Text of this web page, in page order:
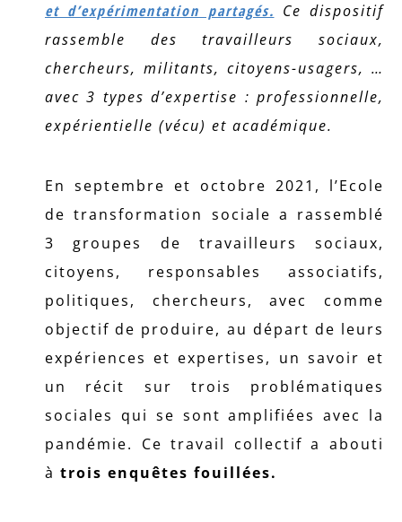
et d’expérimentation partagés. Ce dispositif
rassemble des travailleurs sociaux,
chercheurs, militants, citoyens-usagers, …
avec 3 types d’expertise : professionnelle,
expérientielle (vécu) et académique.
En septembre et octobre 2021, l’Ecole
de transformation sociale a rassemblé
3 groupes de travailleurs sociaux,
citoyens, responsables associatifs,
politiques, chercheurs, avec comme
objectif de produire, au départ de leurs
expériences et expertises, un savoir et
un récit sur trois problématiques
sociales qui se sont amplifiées avec la
pandémie. Ce travail collectif a abouti
à trois enquêtes fouillées.